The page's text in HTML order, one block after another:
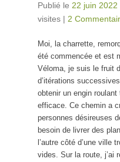
Publié le 22 juin 2022
visites | 2
Moi, la charrette,
été commencée et est
Véloma, je suis le fruit
d’itérations
obtenir un engin
efficace. Ce chemin a
personnes désireuses
besoin de livrer des
l’autre côté d’une ville
vides. Sur la route, j’ai